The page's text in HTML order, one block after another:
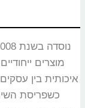
מוצרים
איכותית בין
כשפריסת